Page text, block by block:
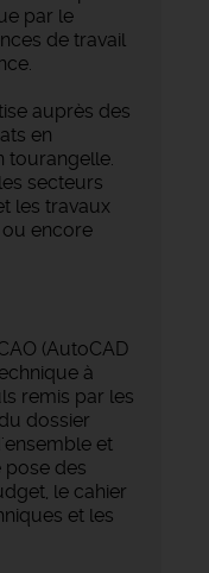
par le
de travail
auprès des
en
tourangelle.
secteurs
les travaux
ou encore
(AutoCAD
à
remis par les
dossier
et
pose des
le cahier
et les